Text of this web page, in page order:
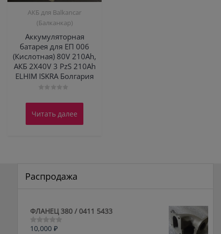
АКБ для Balkanсar
(Балканкар)
Аккумуляторная
батарея для ЕП 006
(Кислотная) 80V 210Ah,
АКБ 2X40V 3 PzS 210Ah
ELHIM ISKRA Болгария
0
5
Читать далее
Распродажа
ФЛАНЕЦ 380 / 0411 5433
Оценка
10,000 ₽